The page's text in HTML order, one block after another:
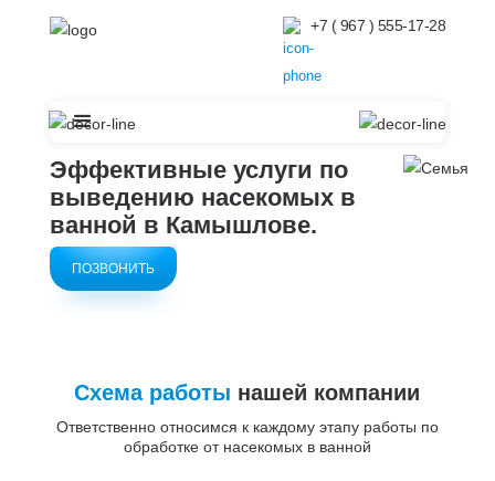
+7 ( 967 ) 555-17-28
Эффективные услуги по
выведению насекомых в
ванной в Камышлове.
ПОЗВОНИТЬ
Схема работы нашей компании
Ответственно относимся к каждому этапу работы по
обработке от насекомых в ванной